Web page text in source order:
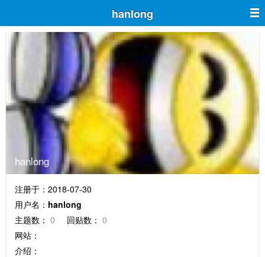
hanlong
hanlong
注册于：2018-07-30
用户名： hanlong
主题数： 0 回贴数： 0
网站：
介绍：